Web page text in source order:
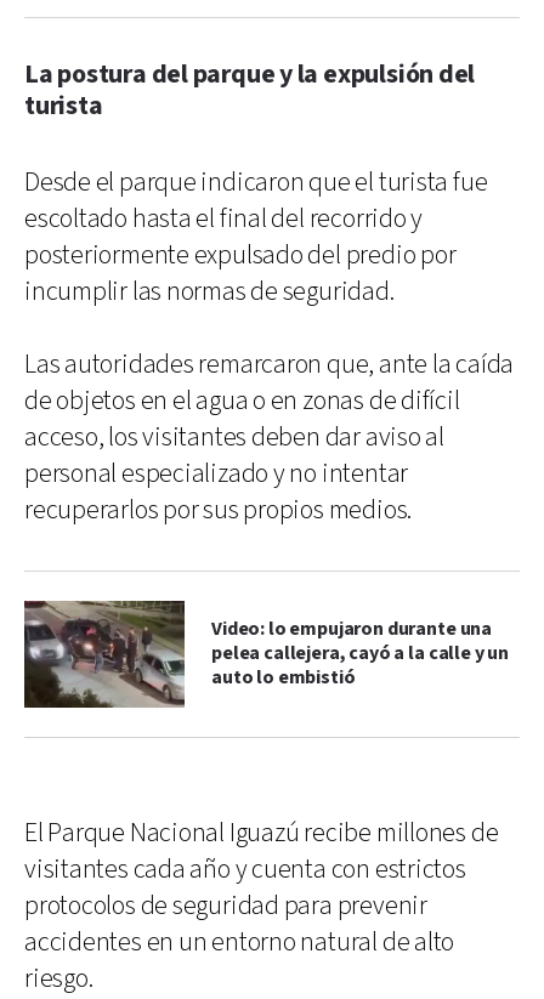
La postura del parque y la expulsión del
turista
Desde el parque indicaron que el turista fue
escoltado hasta el final del recorrido y
posteriormente expulsado del predio por
incumplir las normas de seguridad.
Las autoridades remarcaron que, ante la caída
de objetos en el agua o en zonas de difícil
acceso, los visitantes deben dar aviso al
personal especializado y no intentar
recuperarlos por sus propios medios.
Video: lo empujaron durante una
pelea callejera, cayó a la calle y un
auto lo embistió
El Parque Nacional Iguazú recibe millones de
visitantes cada año y cuenta con estrictos
protocolos de seguridad para prevenir
accidentes en un entorno natural de alto
riesgo.